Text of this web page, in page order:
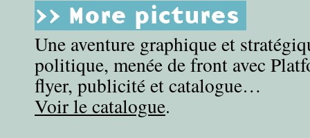
>> More pictures
Une aventure graphique et
politique, menée de front avec
flyer, publicité et catalogue…
Voir le catalogue.